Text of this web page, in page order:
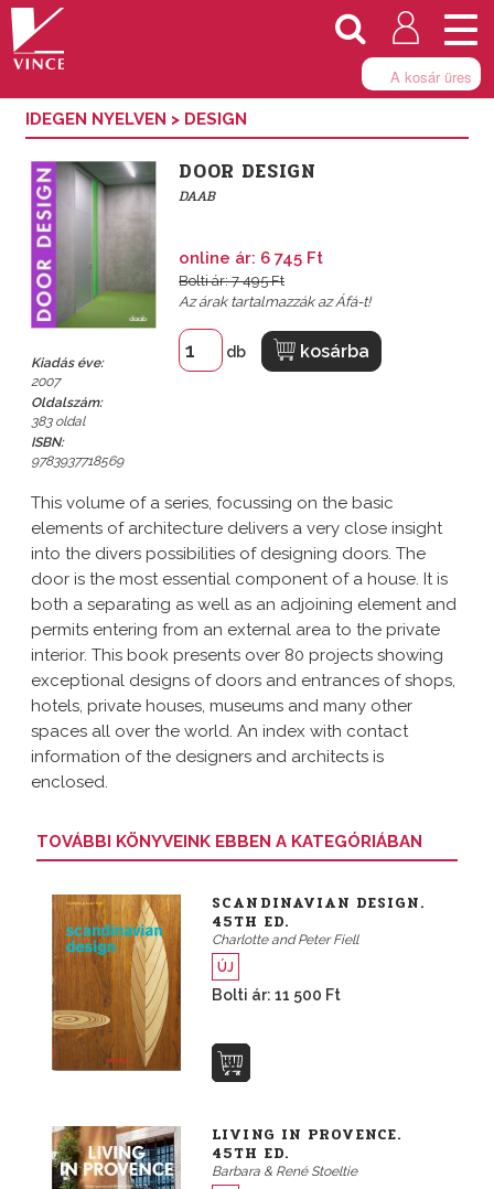
A kosár üres
IDEGEN NYELVEN > DESIGN
Kiadás éve:
2007
Oldalszám:
383 oldal
ISBN:
9783937718569
DOOR DESIGN
DAAB
online ár: 6 745 Ft
Bolti ár: 7 495 Ft
Az árak tartalmazzák az Áfá-t!
db kosárba
This volume of a series, focussing on the basic
elements of architecture delivers a very close insight
into the divers possibilities of designing doors. The
door is the most essential component of a house. It is
both a separating as well as an adjoining element and
permits entering from an external area to the private
interior. This book presents over 80 projects showing
exceptional designs of doors and entrances of shops,
hotels, private houses, museums and many other
spaces all over the world. An index with contact
information of the designers and architects is
enclosed.
TOVÁBBI KÖNYVEINK EBBEN A KATEGÓRIÁBAN
SCANDINAVIAN DESIGN.
45TH ED.
Charlotte and Peter Fiell
ÚJ
Bolti ár: 11 500 Ft
LIVING IN PROVENCE.
45TH ED.
Barbara & René Stoeltie